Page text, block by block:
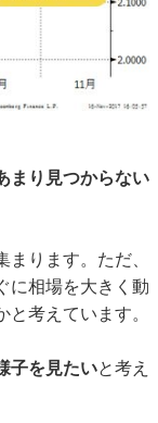
まり見つからない
まります。ただ、
に相場を大きく動
考えています。
子を見たいと考え